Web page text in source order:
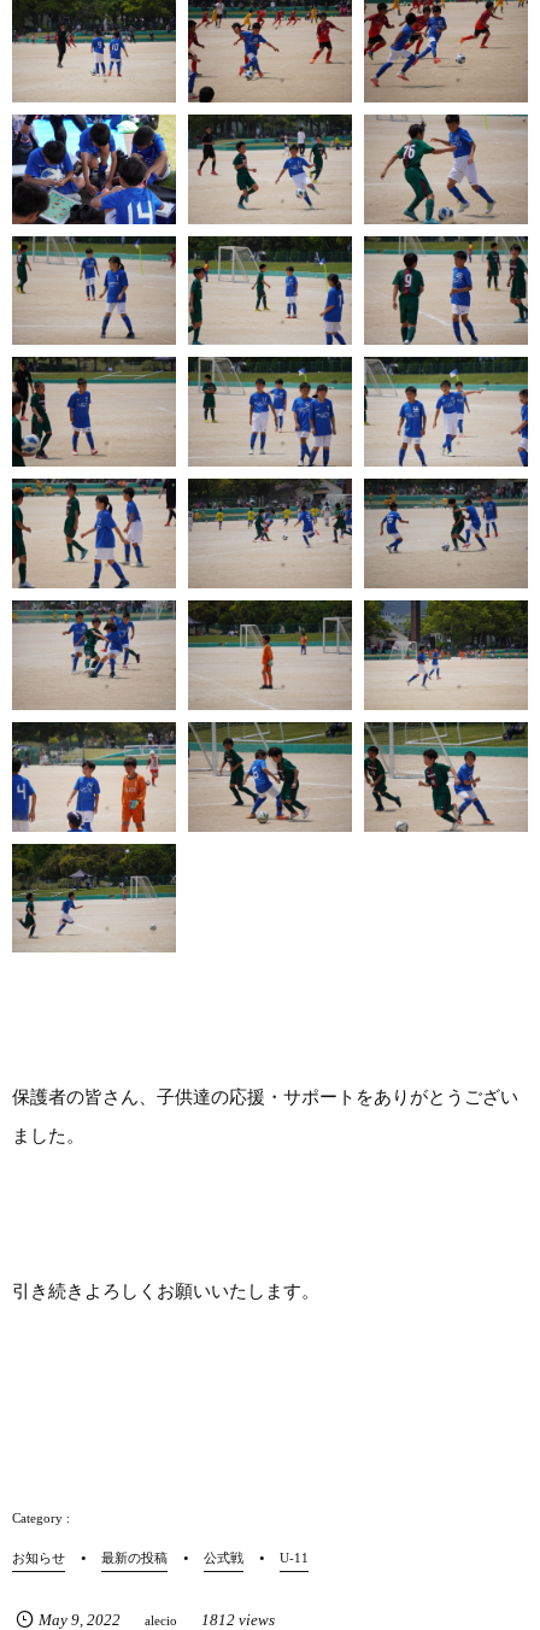
保護者の皆さん、子供達の応援・サポートをありがとうござい
ました。
引き続きよろしくお願いいたします。
お知らせ 最新の投稿 公式戦 U-11
May 9, 2022 alecio 1812 views